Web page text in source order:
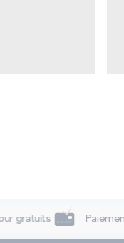
gratuits